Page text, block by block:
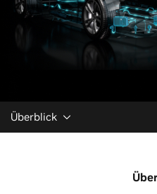
Überblick